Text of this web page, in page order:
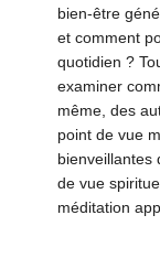
bien-être
et comment
quotidien ?
examiner
même, des
point de vue
bienveillantes
de vue
méditation